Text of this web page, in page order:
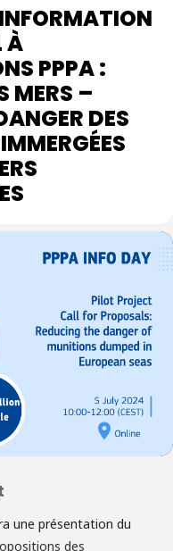
À
PPPA :
MERS –
DES
une présentation du
des